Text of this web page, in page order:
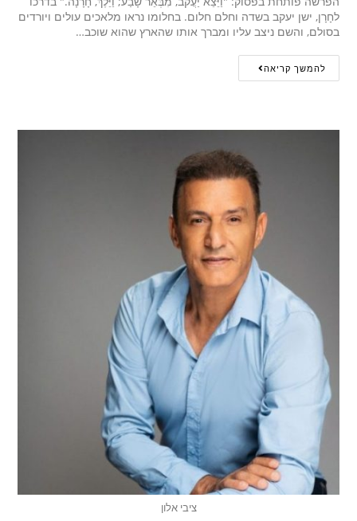
לחָרָן, ישן יעקב בשדה וחלם חלום. בחלומו נראו מלאכים עולים ויורדים
בסולם, והשם ניצב עליו ומברך אותו שהארץ שהוא שוכב…
להמשך קריאה
ציבי אלון